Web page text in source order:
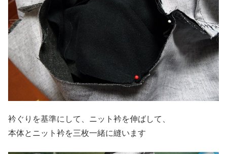
衿ぐりを基準にして、ニット衿を伸ばして、
本体とニット衿を三枚一緒に縫います